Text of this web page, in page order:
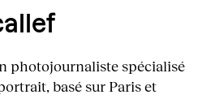
photojournaliste spécialisé
basé sur Paris et